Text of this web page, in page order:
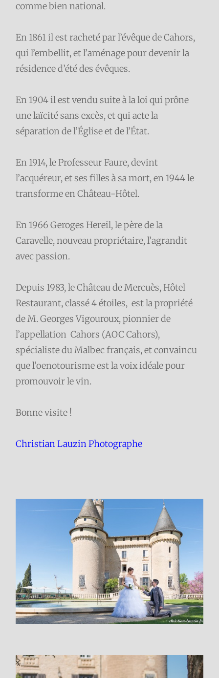
comme bien national.
En 1861 il est racheté par l’évêque de Cahors,
qui l’embellit, et l’aménage pour devenir la
résidence d’été des évêques.
En 1904 il est vendu suite à la loi qui prône
une laïcité sans excès, et qui acte la
séparation de l’Église et de l’État.
En 1914, le Professeur Faure, devint
l’acquéreur, et ses filles à sa mort, en 1944 le
transforme en Château-Hôtel.
En 1966 Geroges Hereil, le père de la
Caravelle, nouveau propriétaire, l’agrandit
avec passion.
Depuis 1983, le Château de Mercuès, Hôtel
Restaurant, classé 4 étoiles, est la propriété
de M. Georges Vigouroux, pionnier de
l’appellation Cahors (AOC Cahors),
spécialiste du Malbec français, et convaincu
que l’oenotourisme est la voix idéale pour
promouvoir le vin.
Bonne visite !
Christian Lauzin Photographe